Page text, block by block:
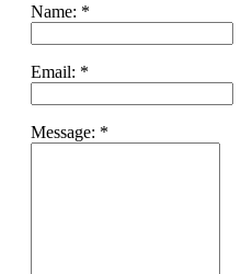
Name: *
Email: *
Message: *